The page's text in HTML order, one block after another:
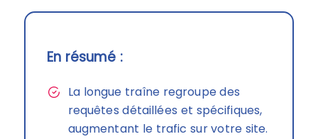
En résumé :
La longue traîne regroupe des
requêtes détaillées et spécifiques,
augmentant le trafic sur votre site.